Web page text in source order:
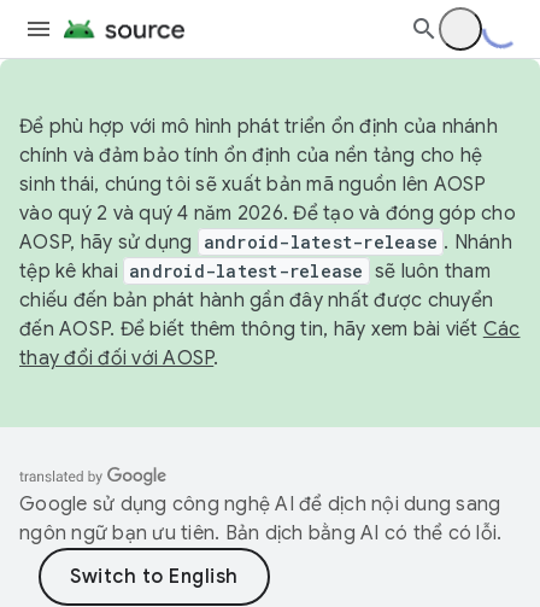
Để phù hợp với mô hình phát triển ổn định của nhánh
chính và đảm bảo tính ổn định của nền tảng cho hệ
sinh thái, chúng tôi sẽ xuất bản mã nguồn lên AOSP
vào quý 2 và quý 4 năm 2026. Để tạo và đóng góp cho
AOSP, hãy sử dụng
android-latest-release . Nhánh
tệp kê khai android-latest-release sẽ luôn tham
chiếu đến bản phát hành gần đây nhất được chuyển
đến AOSP. Để biết thêm thông tin, hãy xem bài viết Các
thay đổi đối với AOSP.
Google sử dụng công nghệ AI để dịch nội dung sang
ngôn ngữ bạn ưu tiên. Bản dịch bằng AI có thể có lỗi.